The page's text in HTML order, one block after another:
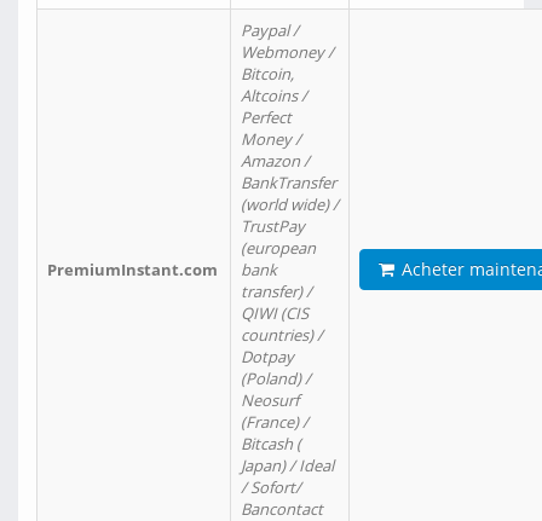
PremiumInstant.com
Paypal /
Webmoney /
Bitcoin,
Altcoins /
Perfect
Money /
Amazon /
BankTransfer
(world wide) /
TrustPay
(european
bank
transfer) /
QIWI (CIS
countries) /
Dotpay
(Poland) /
Neosurf
(France) /
Bitcash (
Japan) / Ideal
/ Sofort/
Bancontact
Acheter